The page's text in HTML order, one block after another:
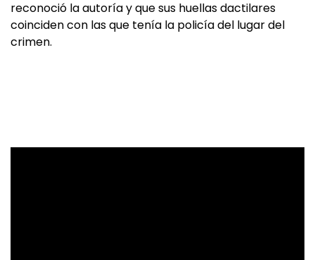
reconoció la autoría y que sus huellas dactilares
coinciden con las que tenía la policía del lugar del
crimen.